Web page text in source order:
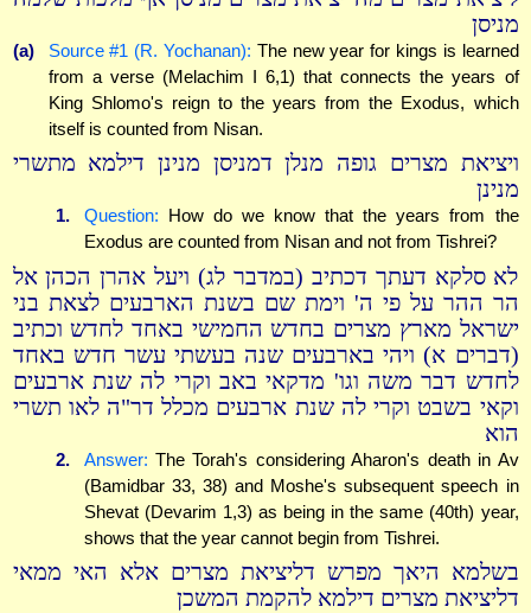
מניסן
(a) Source #1 (R. Yochanan): The new year for kings is learned
from a verse (Melachim I 6,1) that connects the years of
King Shlomo's reign to the years from the Exodus, which
itself is counted from Nisan.
ויציאת מצרים גופה מנלן דמניסן מנינן דילמא מתשרי
מנינן
1. Question: How do we know that the years from the
Exodus are counted from Nisan and not from Tishrei?
לא סלקא דעתך דכתיב (במדבר לג) ויעל אהרן הכהן אל
הר ההר על פי ה' וימת שם בשנת הארבעים לצאת בני
ישראל מארץ מצרים בחדש החמישי באחד לחדש וכתיב
(דברים א) ויהי בארבעים שנה בעשתי עשר חדש באחד
לחדש דבר משה וגו' מדקאי באב וקרי לה שנת ארבעים
וקאי בשבט וקרי לה שנת ארבעים מכלל דר"ה לאו תשרי
הוא
2. Answer: The Torah's considering Aharon's death in Av
(Bamidbar 33, 38) and Moshe's subsequent speech in
Shevat (Devarim 1,3) as being in the same (40th) year,
shows that the year cannot begin from Tishrei.
בשלמא היאך מפרש דליציאת מצרים אלא האי ממאי
דליציאת מצרים דילמא להקמת המשכן